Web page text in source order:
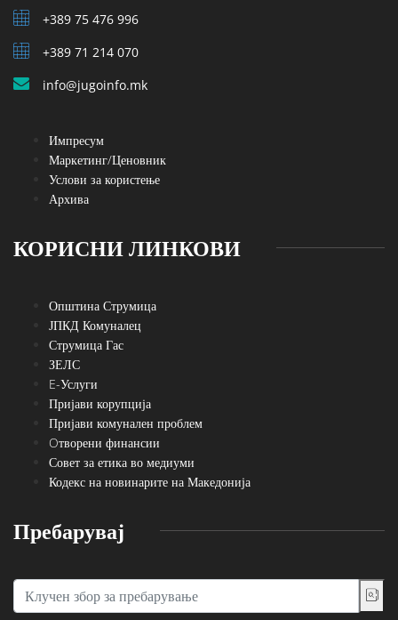
+389 75 476 996
+389 71 214 070
info@jugoinfo.mk
Импресум
Маркетинг/Ценовник
Услови за користење
Архива
КОРИСНИ ЛИНКОВИ
Општина Струмица
ЈПКД Комуналец
Струмица Гас
ЗЕЛС
E-Услуги
Пријави корупција
Пријави комунален проблем
Oтворени финансии
Совет за етика во медиуми
Кодекс на новинарите на Македонија
Пребарувај